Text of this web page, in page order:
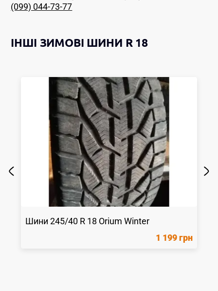
(099) 044-73-77
ІНШІ ЗИМОВІ ШИНИ R 18
Шини245/40 R 18 Orium Winter
1 199 грн